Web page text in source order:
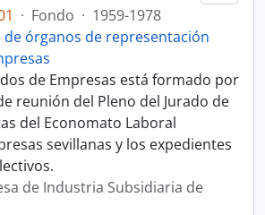
· Fondo · 1959-1978
de órganos de representación
de Empresas está formado por
reunión del Pleno del Jurado de
del Economato Laboral
sevillanas y los expedientes
de Industria Subsidiaria de